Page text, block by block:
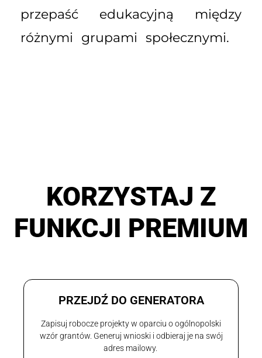
przepaść edukacyjną między
różnymi grupami społecznymi.
KORZYSTAJ Z
FUNKCJI PREMIUM
PRZEJDŹ DO GENERATORA
Zapisuj robocze projekty w oparciu o ogólnopolski
wzór grantów. Generuj wnioski i odbieraj je na swój
adres mailowy.